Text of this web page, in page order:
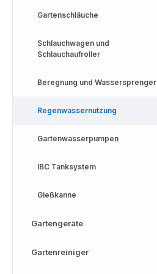
Gartenschläuche
Schlauchwagen und
Schlauchaufroller
Beregnung und Wassersprenger
Regenwassernutzung
Gartenwasserpumpen
IBC Tanksystem
Gießkanne
Gartengeräte
Gartenreiniger